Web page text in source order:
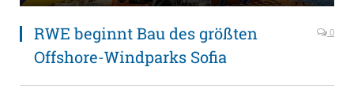
RWE beginnt Bau des größten
Offshore-Windparks Sofia
0